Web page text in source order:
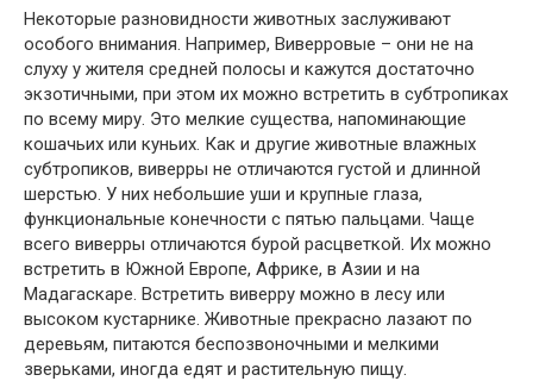
Некоторые разновидности животных заслуживают
особого внимания. Например, Виверровые – они не на
слуху у жителя средней полосы и кажутся достаточно
экзотичными, при этом их можно встретить в субтропиках
по всему миру. Это мелкие существа, напоминающие
кошачьих или куньих. Как и другие животные влажных
субтропиков, виверры не отличаются густой и длинной
шерстью. У них небольшие уши и крупные глаза,
функциональные конечности с пятью пальцами. Чаще
всего виверры отличаются бурой расцветкой. Их можно
встретить в Южной Европе, Африке, в Азии и на
Мадагаскаре. Встретить виверру можно в лесу или
высоком кустарнике. Животные прекрасно лазают по
деревьям, питаются беспозвоночными и мелкими
зверьками, иногда едят и растительную пищу.